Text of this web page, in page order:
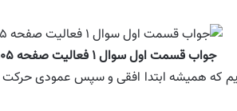
جواب قسمت اول سوال ۱ فعالیت صفحه ۱۰۵ ریاضی هفتم